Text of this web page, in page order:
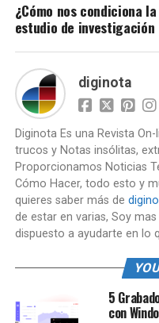
¿Cómo nos condiciona
estudio de investigación
diginota
Diginota Es una Revista
trucos y Notas insólitas,
Proporcionamos Noticias
Cómo Hacer, todo esto y
quieres saber más de
de estar en varias, Soy
dispuesto a ayudarte en lo
5
con